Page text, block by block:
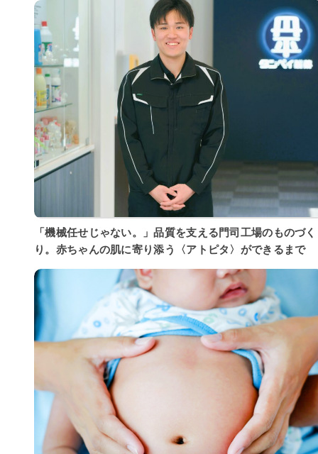
「機械任せじゃない。」品質を支える門司工場のものづく
り。赤ちゃんの肌に寄り添う〈アトピタ〉ができるまで